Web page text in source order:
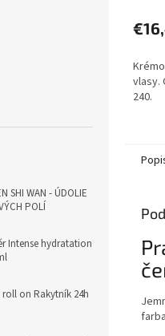
SHI WAN - ÚDOLIE
POLÍ
Intense hydratation
on Rakytník 24h
vlasy.
240.